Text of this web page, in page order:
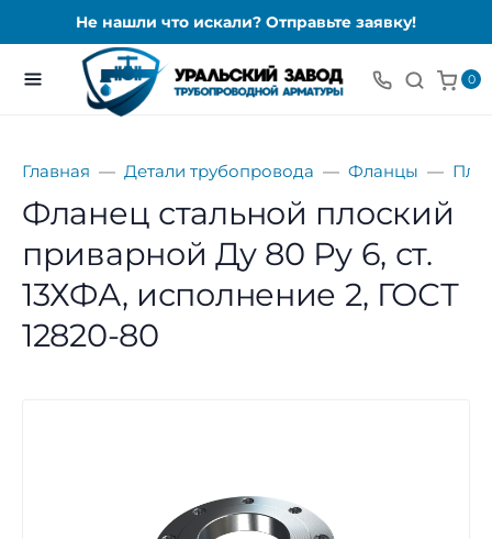
Не нашли что искали? Отправьте заявку!
0
Главная Детали трубопровода Фланцы
Фланец стальной плоский
приварной Ду 80 Ру 6, ст.
13ХФА, исполнение 2, ГОСТ
12820-80